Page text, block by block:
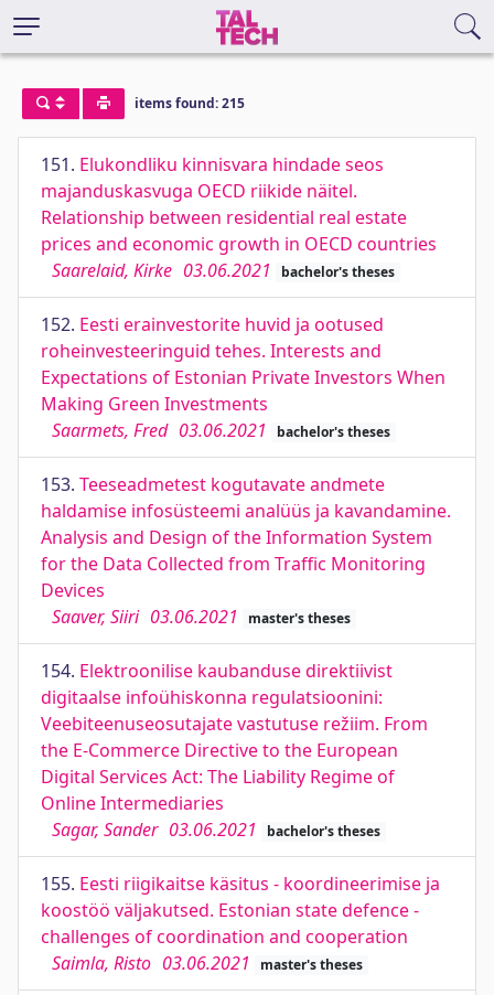
items found: 215
151. Elukondliku kinnisvara hindade seos
majanduskasvuga OECD riikide näitel.
Relationship between residential real estate
prices and economic growth in OECD countries
Saarelaid, Kirke 03.06.2021 bachelor's theses
152. Eesti erainvestorite huvid ja ootused
roheinvesteeringuid tehes. Interests and
Expectations of Estonian Private Investors When
Making Green Investments
Saarmets, Fred 03.06.2021 bachelor's theses
153. Teeseadmetest kogutavate andmete
haldamise infosüsteemi analüüs ja kavandamine.
Analysis and Design of the Information System
for the Data Collected from Traffic Monitoring
Devices
Saaver, Siiri 03.06.2021 master's theses
154. Elektroonilise kaubanduse direktiivist
digitaalse infoühiskonna regulatsioonini:
Veebiteenuseosutajate vastutuse režiim. From
the E-Commerce Directive to the European
Digital Services Act: The Liability Regime of
Online Intermediaries
Sagar, Sander 03.06.2021 bachelor's theses
155. Eesti riigikaitse käsitus - koordineerimise ja
koostöö väljakutsed. Estonian state defence -
challenges of coordination and cooperation
Saimla, Risto 03.06.2021 master's theses